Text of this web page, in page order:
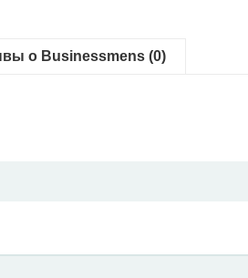
о Businessmens (0)